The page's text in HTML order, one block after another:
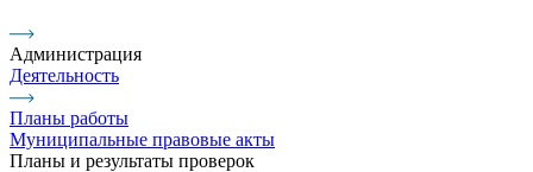
Администрация
Деятельность
Планы работы
Муниципальные правовые акты
Планы и результаты проверок